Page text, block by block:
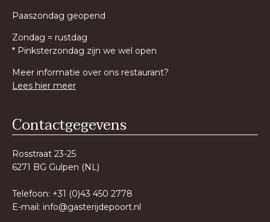
Paaszondag geopend
Zondag = rustdag
* Pinksterzondag zijn we wel open
Meer informatie over ons restaurant?
Lees hier meer
Contactgegevens
Rosstraat 23-25
6271 BG Gulpen (NL)
Telefoon: +31 (0)43 450 2778
E-mail: info@gasterijdepoort.nl